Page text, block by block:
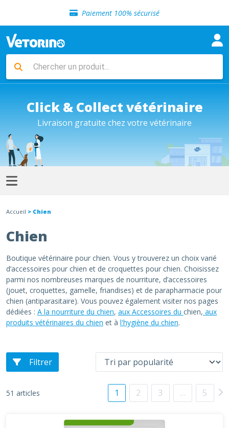
Paiement 100% sécurisé
Livraison gratuite en clinique vétérinaire
Sélection de croquettes vétérinaire
Livraison gratuite en clinique vétérinaire
Retour gratuit en clinique
Click & Collect vétérinaire
Livraison gratuite chez votre vétérinaire
Accueil > Chien
Chien
Boutique vétérinaire pour chien. Vous y trouverez un choix varié
d’accessoires pour chien et de croquettes pour chien. Choisissez
parmi nos nombreuses marques de nourriture, d’accessoires
(jouet, croquettes, gamelle, friandises) et de parapharmacie pour
chien (antiparasitaire). Vous pouvez également visiter nos pages
dédiées : A la nourriture du chien, aux Accessoires du chien, aux
produits vétérinaires du chien et à l'hygiène du chien.
Filtrer
51 articles 1 2 3 … 5